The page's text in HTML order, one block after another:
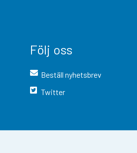
Följ oss
Beställ nyhetsbrev
Twitter